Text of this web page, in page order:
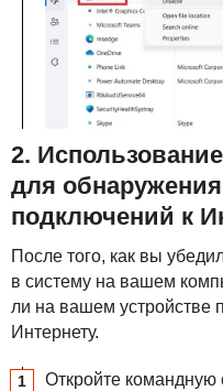
2.
для
подключений к
После того, как вы
в систему на вашем
ли на вашем устройстве
Интернету.
Откройте командную